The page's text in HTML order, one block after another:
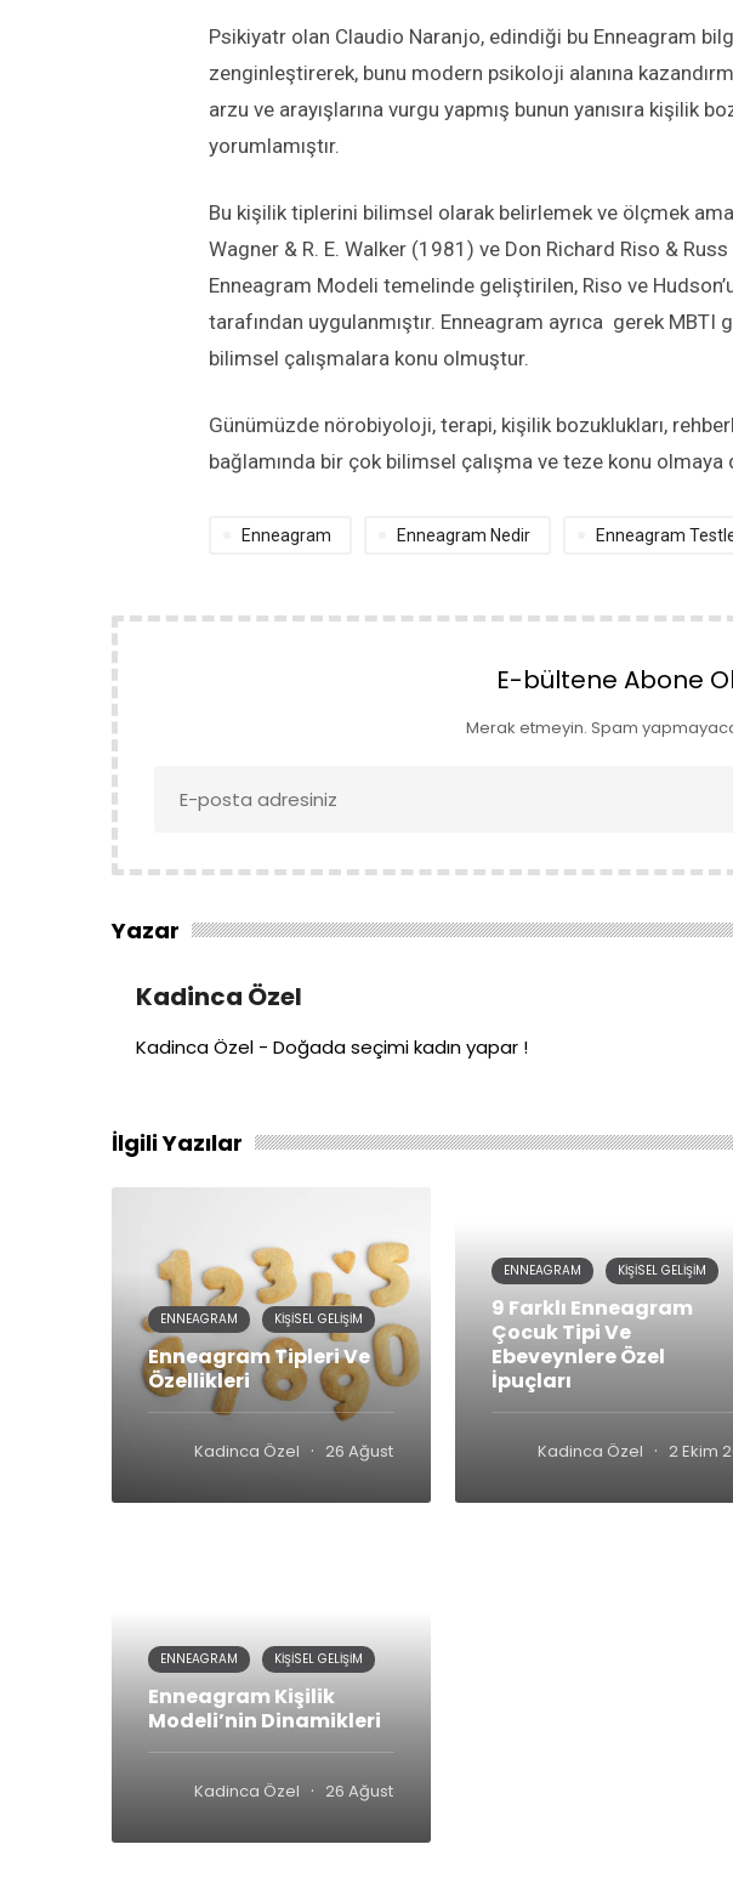
Psikiyatr olan Claudio Naranjo, edindiği bu Enneagram
zenginleştirerek, bunu modern psikoloji alanına
arzu ve arayışlarına vurgu yapmış bunun yanısıra kişilik
yorumlamıştır.
Bu kişilik tiplerini bilimsel olarak belirlemek ve ölçmek
Wagner & R. E. Walker (1981) ve Don Richard Riso &
Enneagram Modeli temelinde geliştirilen, Riso ve
tarafından uygulanmıştır. Enneagram ayrıca gerek MBTI
bilimsel çalışmalara konu olmuştur.
Günümüzde nörobiyoloji, terapi, kişilik bozuklukları,
bağlamında bir çok bilimsel çalışma ve teze konu
Enneagram Enneagram Nedir Enneagram
E-bültene Abone Ol
Merak etmeyin. Spam
Yazar
Kadinca Özel
Kadinca Özel - Doğada seçimi kadın yapar !
İlgili Yazılar
ENNEAGRAM KIŞISEL GELIŞIM
Enneagram Tipleri Ve
Özellikleri
Kadinca Özel · 26 Ağustos 2018
ENNEAGRAM KIŞISEL GELIŞIM
9 Farklı Enneagram
Çocuk Tipi Ve
Ebeveynlere Özel
İpuçları
Kadinca Özel · 2 Ekim
ENNEAGRAM KIŞISEL GELIŞIM
Enneagram Kişilik
Modeli’nin Dinamikleri
Kadinca Özel · 26 Ağustos 2018